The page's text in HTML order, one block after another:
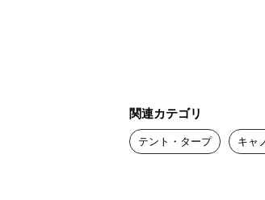
関連カテゴリ
テント・タープ キャ